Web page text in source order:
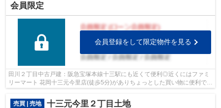
会員限定
会員登録をして限定物件を見る
田川２丁目中古戸建：阪急宝塚本線十三駅にも近くて便利◎近くにはファミ
リーマート 花岡十三元今里店(徒歩5分)がありちょっとした買い物に便利です
売買 | 売地
十三元今里２丁目土地